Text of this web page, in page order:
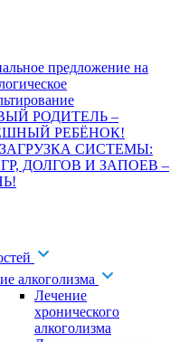
предложение на
РОДИТЕЛЬ –
РЕБЁНОК!
СИСТЕМЫ:
ДОЛГОВ И ЗАПОЕВ –
алкоголизма
Лечение
хронического
алкоголизма